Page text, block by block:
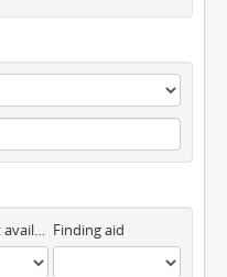
Digital object available Finding aid